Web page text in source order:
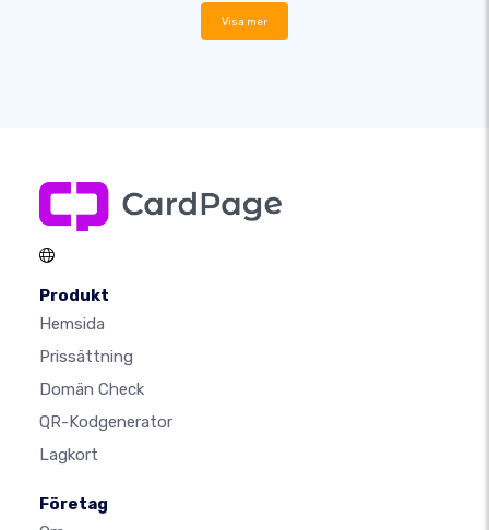
Visa mer
Produkt
Hemsida
Prissättning
Domän Check
QR-Kodgenerator
Lagkort
Företag